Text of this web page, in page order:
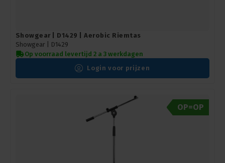
Showgear | D1429 | Aerobic Riemtas
Showgear |
D1429
Op voorraad levertijd 2 a 3 werkdagen
Login voor prijzen
OP=OP